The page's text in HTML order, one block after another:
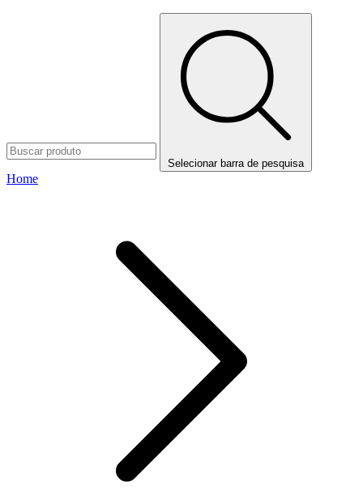
Selecionar barra de pesquisa
Home